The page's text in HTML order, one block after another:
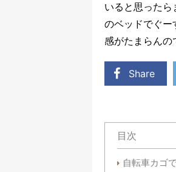
いると思った
のベッドでぐー
感がたまらんの
Share
目次
自転車カゴ